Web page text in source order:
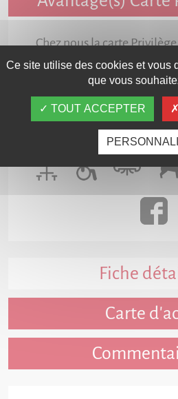
Chez nous la carte
remise le
Fiche
Carte
Ce site utilise des cookies et vous
que vous
TOUT ACCEPTER